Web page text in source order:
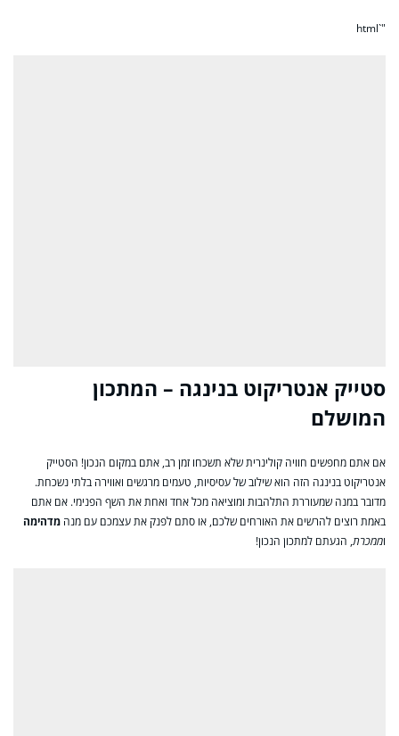
"`html
סטייק אנטריקוט בנינגה – המתכון
המושלם
אם אתם מחפשים חוויה קולינרית שלא תשכחו זמן רב, אתם במקום הנכון! הסטייק
אנטריקוט בנינגה הזה הוא שילוב של עסיסיות, טעמים מרגשים ואווירה בלתי נשכחת.
מדובר במנה שמעוררת התלהבות ומוציאה מכל אחד ואחת את השף הפנימי. אם אתם
באמת רוצים להרשים את האורחים שלכם, או סתם לפנק את עצמכם עם מנה מדהימה
וממכרת, הגעתם למתכון הנכון!